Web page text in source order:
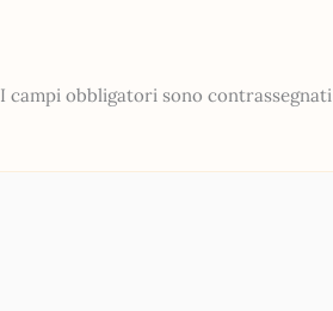
I campi obbligatori sono contrassegnati